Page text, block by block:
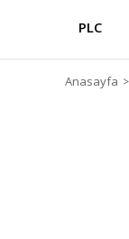
PLC
Anasayfa